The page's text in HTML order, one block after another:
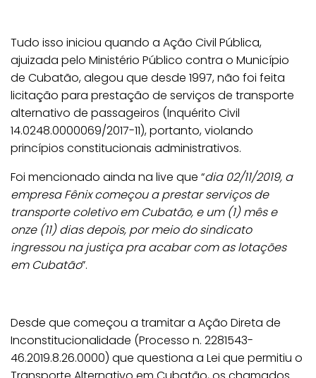
Tudo isso iniciou quando a Ação Civil Pública,
ajuizada pelo Ministério Público contra o Município
de Cubatão, alegou que desde 1997, não foi feita
licitação para prestação de serviços de transporte
alternativo de passageiros (Inquérito Civil
14.0248.0000069/2017-11), portanto, violando
princípios constitucionais administrativos.
Foi mencionado ainda na live que “dia 02/11/2019, a
empresa Fênix começou a prestar serviços de
transporte coletivo em Cubatão, e um (1) mês e
onze (11) dias depois, por meio do sindicato
ingressou na justiça pra acabar com as lotações
em Cubatão”.
Desde que começou a tramitar a Ação Direta de
Inconstitucionalidade (Processo n. 2281543-
46.2019.8.26.0000) que questiona a Lei que permitiu o